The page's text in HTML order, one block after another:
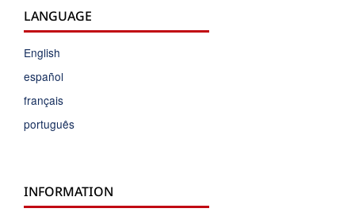
LANGUAGE
English
español
français
português
INFORMATION